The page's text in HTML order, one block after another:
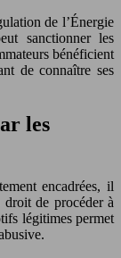
de l’Énergie
sanctionner les
bénéficient
de connaître ses
les
encadrées, il
droit de procéder à
légitimes permet